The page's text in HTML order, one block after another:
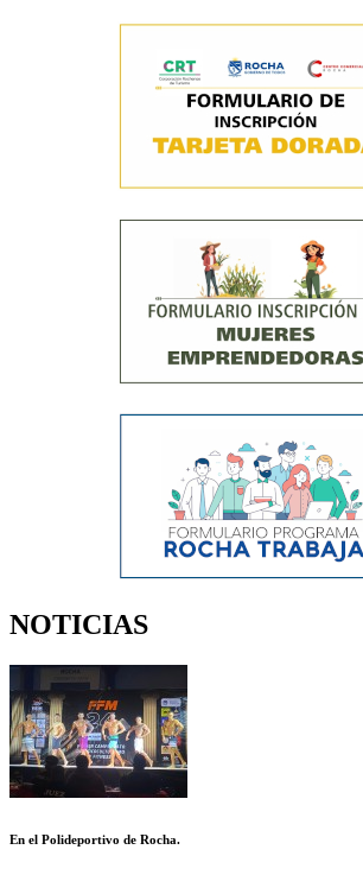
NOTICIAS
En el Polideportivo de Rocha.